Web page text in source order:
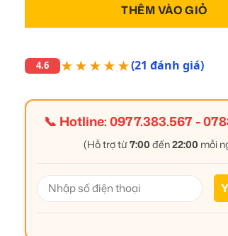
THÊM VÀO GIỎ
4.6 ★★★★★(21 đánh giá)
📞 Hotline:0977.383.567-
(Hỗ trợ từ7:00 đến22:00 mỗi